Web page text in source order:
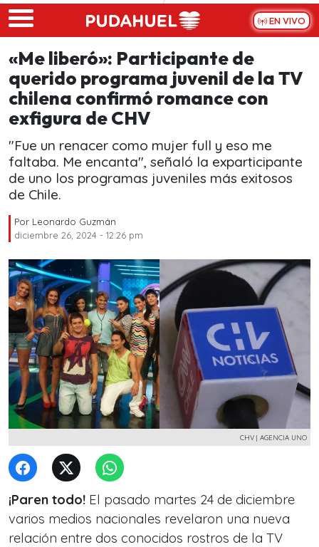
Skip to main content
EN VIVO
«Me liberó»: Participante de
querido programa juvenil de la TV
chilena confirmó romance con
exfigura de CHV
"Fue un renacer como mujer full y eso me
faltaba. Me encanta", señaló la exparticipante
de uno los programas juveniles más exitosos
de Chile.
Por Leonardo Guzmán
diciembre 26, 2024 - 12:26 pm
CHV | AGENCIA UNO
¡Paren todo! El pasado martes 24 de diciembre
varios medios nacionales revelaron una nueva
relación entre dos conocidos rostros de la TV